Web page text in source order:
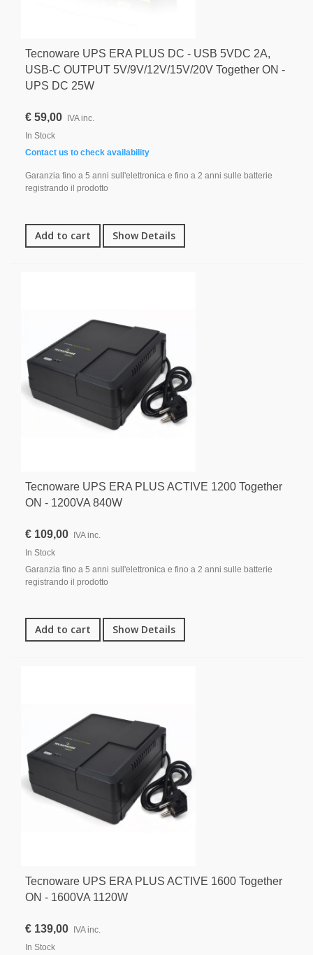
Tecnoware UPS ERA PLUS DC - USB 5VDC 2A,
USB-C OUTPUT 5V/9V/12V/15V/20V Together ON -
UPS DC 25W
€ 59,00 IVA inc.
In Stock
Contact us to check availability
Garanzia fino a 5 anni sull'elettronica e fino a 2 anni sulle batterie
registrando il prodotto
Add to cart Show Details
Tecnoware UPS ERA PLUS ACTIVE 1200 Together
ON - 1200VA 840W
€ 109,00
IVA inc.
In Stock
Garanzia fino a 5 anni sull'elettronica e fino a 2 anni sulle batterie
registrando il prodotto
Add to cart Show Details
Tecnoware UPS ERA PLUS ACTIVE 1600 Together
ON - 1600VA 1120W
€ 139,00
IVA inc.
In Stock